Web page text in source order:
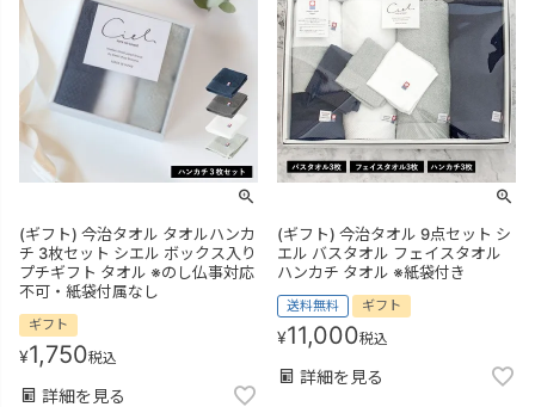
(ギフト) 今治タオル タオルハンカ
チ 3枚セット シエル ボックス入り
プチギフト タオル ※のし仏事対応
不可・紙袋付属なし
ギフト
¥1,750税込
詳細を見る
(ギフト) 今治タオル 9点セット シ
エル バスタオル フェイスタオル
ハンカチ タオル ※紙袋付き
送料無料 ギフト
¥11,000税込
詳細を見る